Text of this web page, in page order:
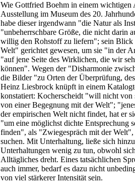
Wie Gottfried Boehm in einem wichtigen
Ausstellung im Museum des 20.
habe dieser irgendwann "die Natur als
"unbeherrschbare Größe, die nicht darin
willig den Rohstoff zu liefern"; sein Blick
Welt" gerichtet gewesen, um sie "in der
"auf jene Seite des Wirklichen, die wir
können". Wegen der "Disharmonie
die Bilder "zu Orten der Überprüfung,
Heinz Liesbrock knüpft in einem
konstatiert: Kocherscheidt "will nicht von
von einer Begegnung mit der Welt";
der empirischen Welt nicht findet, hat er
"um eine möglichst dichte Entsprechung
finden", als "Zwiegespräch mit der Welt",
suchen. Mit Unterhaltung, ließe sich
Unterhaltungen wenig zu tun, obwohl
Alltägliches dreht. Eines tatsächlichen
auch immer, bedarf es dazu nicht
von viel stärkerer Intensität sein.